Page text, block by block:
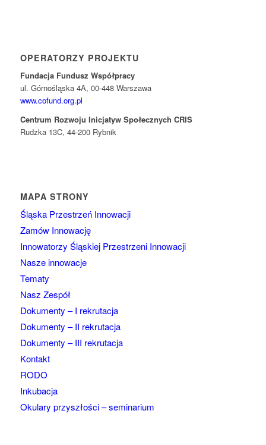
OPERATORZY PROJEKTU
Fundacja Fundusz Współpracy
ul. Górnośląska 4A, 00-448 Warszawa
www.cofund.org.pl
Centrum Rozwoju Inicjatyw Społecznych CRIS
Rudzka 13C, 44-200 Rybnik
MAPA STRONY
Śląska Przestrzeń Innowacji
Zamów Innowację
Innowatorzy Śląskiej Przestrzeni Innowacji
Nasze innowacje
Tematy
Nasz Zespół
Dokumenty – I rekrutacja
Dokumenty – II rekrutacja
Dokumenty – III rekrutacja
Kontakt
RODO
Inkubacja
Okulary przyszłości – seminarium